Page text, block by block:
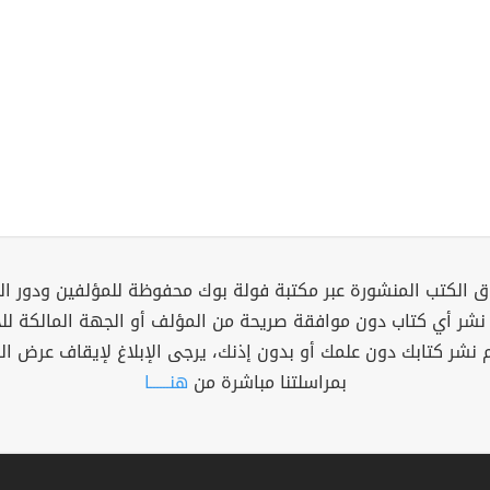
الكتب المنشورة عبر مكتبة فولة بوك محفوظة للمؤلفين ودور
نشر أي كتاب دون موافقة صريحة من المؤلف أو الجهة المالكة
نشر كتابك دون علمك أو بدون إذنك، يرجى الإبلاغ لإيقاف عرض
بمراسلتنا مباشرة من هنــــــا